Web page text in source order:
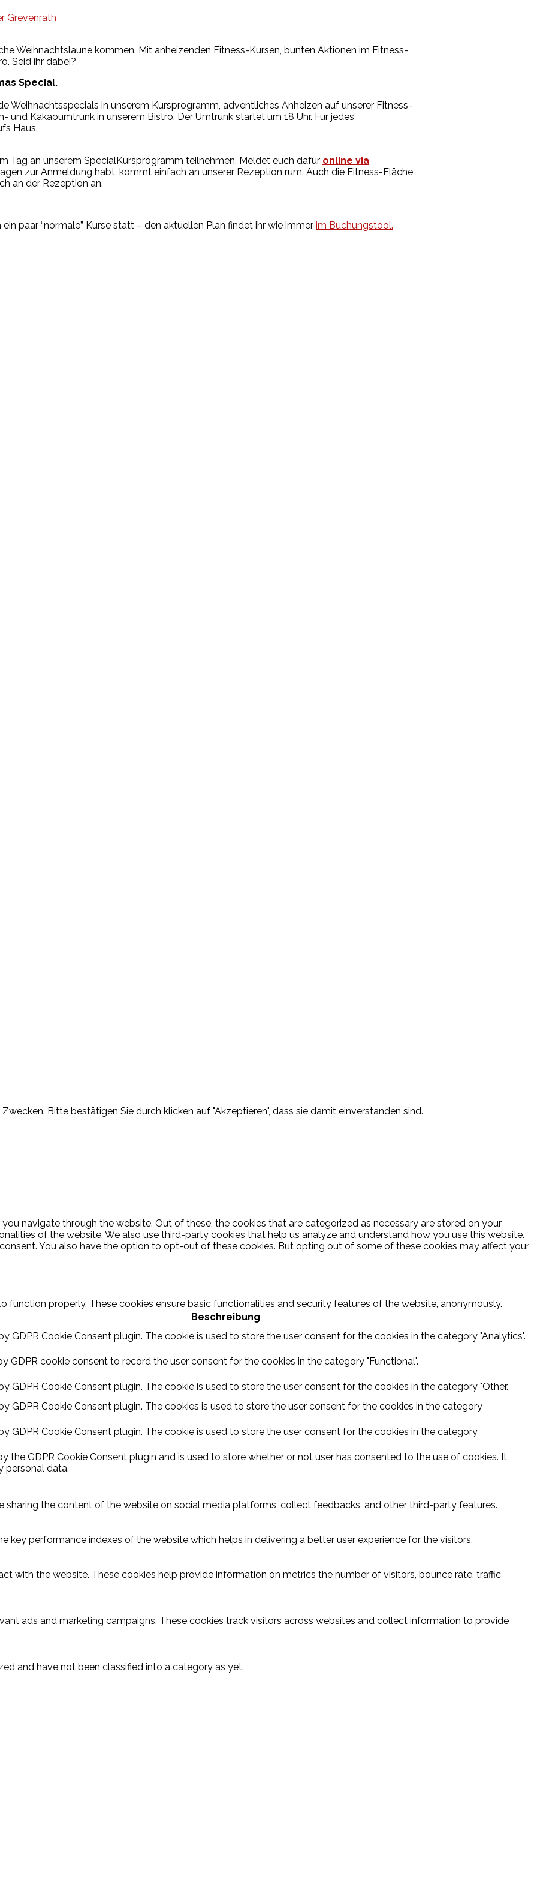
Grevenrath
Weihnachtslaune kommen. Mit anheizenden Fitness-Kursen, bunten Aktionen im Fitness-
Seid ihr dabei?
Special.
Weihnachtsspecials in unserem Kursprogramm, adventliches Anheizen auf unserer Fitness-
Kakaoumtrunk in unserem Bistro. Der Umtrunk startet um 18 Uhr. Für jedes
Haus.
Tag an unserem SpecialKursprogramm teilnehmen. Meldet euch dafür online via
zur Anmeldung habt, kommt einfach an unserer Rezeption rum. Auch die Fitness-Fläche
an der Rezeption an.
paar “normale” Kurse statt – den aktuellen Plan findet ihr wie immer im Buchungstool.
Bitte bestätigen Sie durch klicken auf "Akzeptieren", dass sie damit einverstanden sind.
navigate through the website. Out of these, the cookies that are categorized as necessary are stored on your
of the website. We also use third-party cookies that help us analyze and understand how you use this website.
You also have the option to opt-out of these cookies. But opting out of some of these cookies may affect your
function properly. These cookies ensure basic functionalities and security features of the website, anonymously.
Beschreibung
GDPR Cookie Consent plugin. The cookie is used to store the user consent for the cookies in the category "Analytics".
GDPR cookie consent to record the user consent for the cookies in the category "Functional".
GDPR Cookie Consent plugin. The cookie is used to store the user consent for the cookies in the category "Other.
GDPR Cookie Consent plugin. The cookies is used to store the user consent for the cookies in the category
GDPR Cookie Consent plugin. The cookie is used to store the user consent for the cookies in the category
the GDPR Cookie Consent plugin and is used to store whether or not user has consented to the use of cookies. It
personal data.
the content of the website on social media platforms, collect feedbacks, and other third-party features.
key performance indexes of the website which helps in delivering a better user experience for the visitors.
with the website. These cookies help provide information on metrics the number of visitors, bounce rate, traffic
ads and marketing campaigns. These cookies track visitors across websites and collect information to provide
and have not been classified into a category as yet.